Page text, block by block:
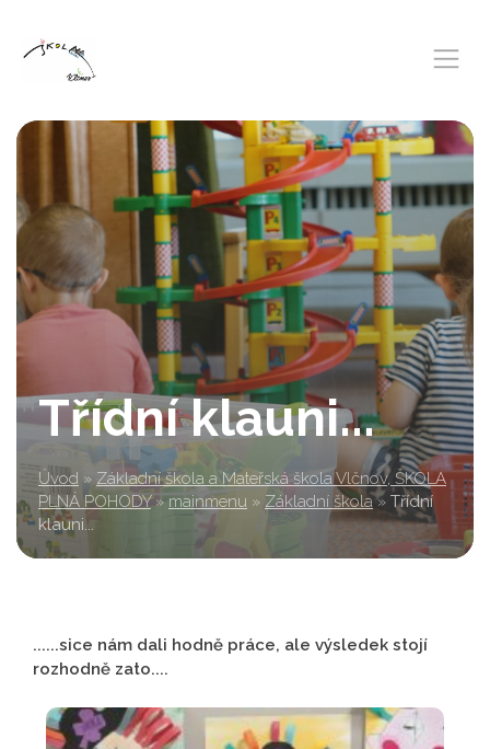
Třídní klauni...
Úvod » Základní škola a Mateřská škola Vlčnov, ŠKOLA
PLNÁ POHODY » mainmenu » Základní škola » Třídní
klauni...
......sice nám dali hodně práce, ale výsledek stojí
rozhodně zato....